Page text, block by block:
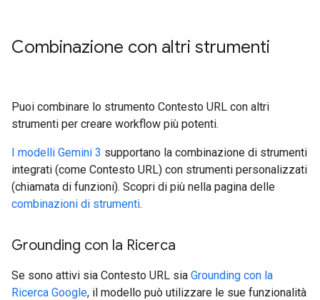
Combinazione con altri strumenti
Puoi combinare lo strumento Contesto URL con altri
strumenti per creare workflow più potenti.
I modelli Gemini 3 supportano la combinazione di strumenti
integrati (come Contesto URL) con strumenti personalizzati
(chiamata di funzioni). Scopri di più nella pagina delle
combinazioni di strumenti.
Grounding con la Ricerca
Se sono attivi sia Contesto URL sia Grounding con la
Ricerca Google, il modello può utilizzare le sue funzionalità